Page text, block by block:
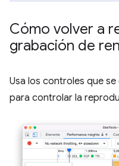
Cómo volver a
grabación de
Usa los controles que
para controlar la